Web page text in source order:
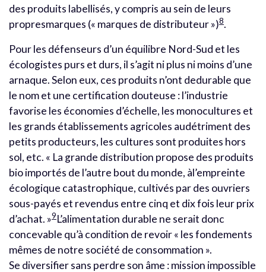
des produits labellisés, y compris au sein de leurs
propresmarques (« marques de distributeur »)8.
Pour les défenseurs d’un équilibre Nord-Sud et les
écologistes purs et durs, il s’agit ni plus ni moins d’une
arnaque. Selon eux, ces produits n’ont dedurable que
le nom et une certification douteuse : l’industrie
favorise les économies d’échelle, les monocultures et
les grands établissements agricoles audétriment des
petits producteurs, les cultures sont produites hors
sol, etc. « La grande distribution propose des produits
bio importés de l’autre bout du monde, àl’empreinte
écologique catastrophique, cultivés par des ouvriers
sous-payés et revendus entre cinq et dix fois leur prix
d’achat. »9L’alimentation durable ne serait donc
concevable qu’à condition de revoir « les fondements
mêmes de notre société de consommation ».
Se diversifier sans perdre son âme : mission impossible